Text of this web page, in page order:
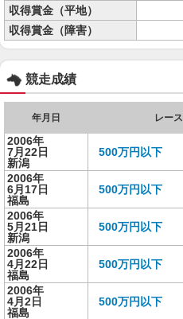
収得賞金（平地）
収得賞金（障害）
競走成績
年月日 レース
2006年
7月22日
新潟
500万円以下
2006年
6月17日
福島
500万円以下
2006年
5月21日
新潟
500万円以下
2006年
4月22日
福島
500万円以下
2006年
4月2日
福島
500万円以下